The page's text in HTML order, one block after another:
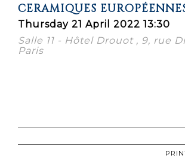
CERAMIQUES
Thursday 21 April 2022 13:30
Salle 11 - Hôtel Drouot , 9, rue
Paris